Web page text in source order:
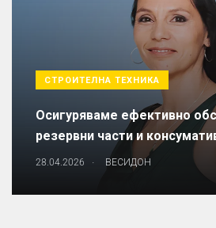
СТРОИТЕЛНА ТЕХНИКА
Осигуряваме ефективно
резервни части и
28.04.2026 . ВЕСИДОН